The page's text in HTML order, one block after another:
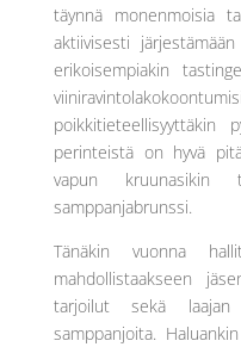
täynnä monenmoisia
aktiivisesti
erikoisempiakin
poikkitieteellisyyttäkin
perinteistä on hyvä
vapun kruunasikin
samppanjabrunssi.
Tänäkin vuonna
mahdollistaakseen
tarjoilut sekä laajan
samppanjoita.